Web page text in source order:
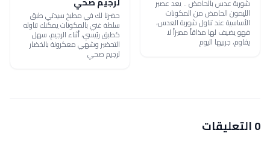
شوربة عدس بالحامض .. يعد عصير
الليمون الحامض من المكونات
الأساسية عند تناول شوربة العدس،
فهو يضيف لها مذاقاً مميزاً لا
يقاوم، جربيها اليوم
حضرنا لك في مطبخ سيدتي طبق
سلطة غني بالمكونات يمكنك تناوله
كطبق رئيسي، أثناء الرجيم، سهل
التحضير وشهي معكرونة بالخضار
لرجيم صحي
0 التعليقات